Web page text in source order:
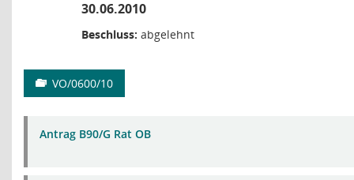
30.06.2010
Beschluss: abgelehnt
VO/0600/10
Antrag B90/G Rat OB